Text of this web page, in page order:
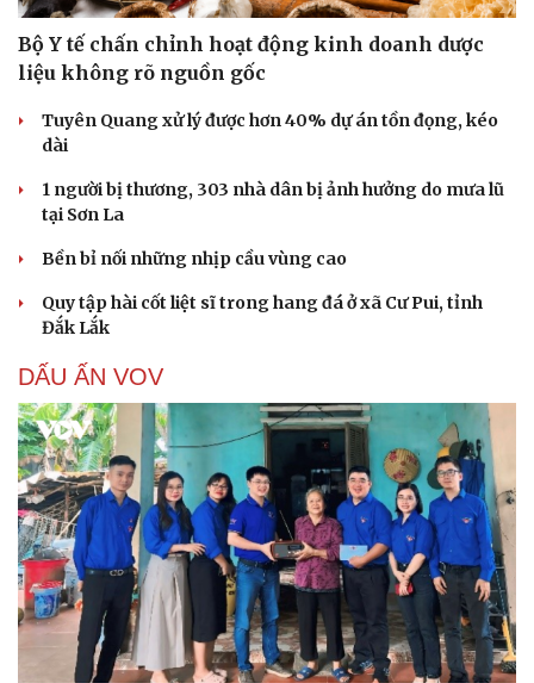
Bộ Y tế chấn chỉnh hoạt động kinh doanh dược
liệu không rõ nguồn gốc
Tuyên Quang xử lý được hơn 40% dự án tồn đọng, kéo
dài
1 người bị thương, 303 nhà dân bị ảnh hưởng do mưa lũ
tại Sơn La
Bền bỉ nối những nhịp cầu vùng cao
Quy tập hài cốt liệt sĩ trong hang đá ở xã Cư Pui, tỉnh
Đắk Lắk
DẤU ẤN VOV